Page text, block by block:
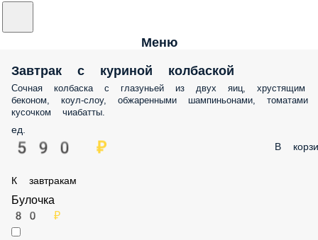
Меню
Завтрак с куриной колбаской
Сочная колбаска с глазуньей из двух яиц, хрустящим беконом, коул-
слоу, обжаренными шампиньонами, томатами и кусочком
ед.
590 ₽
Булочка
80 ₽